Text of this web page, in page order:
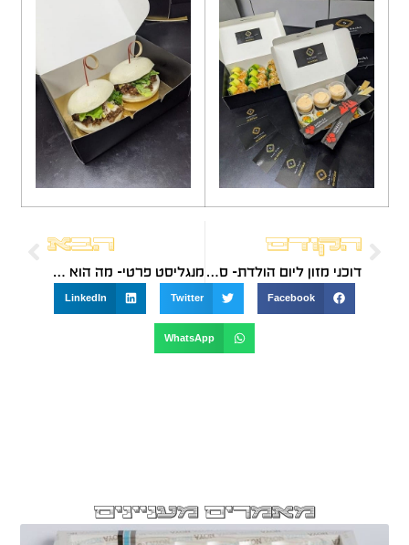
הקודם
דוכני מזון ליום הולדת- סוגרים לכם פינה
הבא
מנגליסט פרטי- מה הוא מציע?
Facebook
Twitter
LinkedIn
WhatsApp
מאמרים מעניינים